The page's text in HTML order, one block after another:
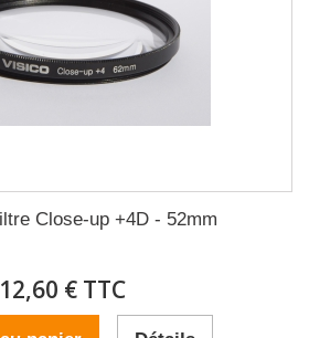
Close-up +4D - 52mm
12,60 € TTC